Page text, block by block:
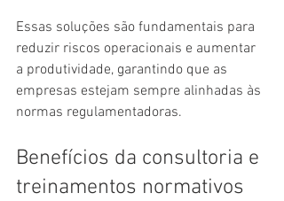
Essas soluções são fundamentais para
reduzir riscos operacionais e aumentar
a produtividade, garantindo que as
empresas estejam sempre alinhadas às
normas regulamentadoras.
Benefícios da consultoria e
treinamentos normativos